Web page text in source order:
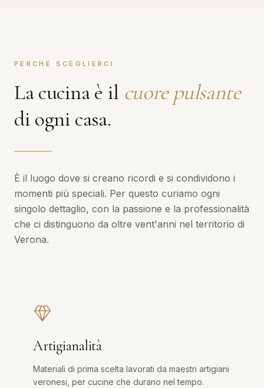
PERCHÉ SCEGLIERCI
La cucina è il cuore pulsante
di ogni casa.
È il luogo dove si creano ricordi e si condividono i
momenti più speciali. Per questo curiamo ogni
singolo dettaglio, con la passione e la professionalità
che ci distinguono da oltre vent'anni nel territorio di
Verona.
Artigianalità
Materiali di prima scelta lavorati da maestri artigiani
veronesi, per cucine che durano nel tempo.